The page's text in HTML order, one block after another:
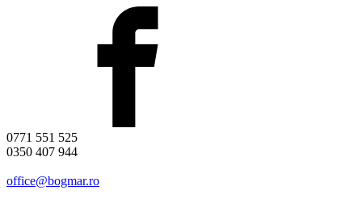
0771 551 525
0350 407 944
office@bogmar.ro